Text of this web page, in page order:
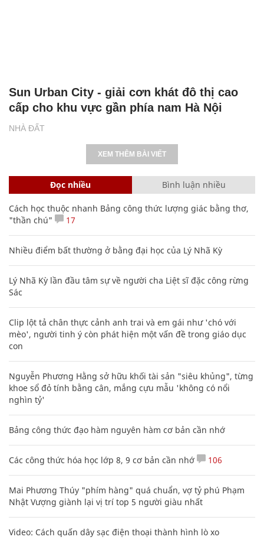
NHÀ ĐẤT
Sun Urban City - giải cơn khát đô thị cao
cấp cho khu vực gần phía nam Hà Nội
XEM THÊM BÀI VIẾT
Đọc nhiều Bình luận nhiều
Cách học thuộc nhanh Bảng công thức lượng giác bằng thơ,
"thần chú"
17
Nhiều điểm bất thường ở bằng đại học của Lý Nhã Kỳ
Lý Nhã Kỳ lần đầu tâm sự về người cha Liệt sĩ đặc công rừng
Sác
Clip lột tả chân thực cảnh anh trai và em gái như 'chó với
mèo', người tinh ý còn phát hiện một vấn đề trong giáo dục
con
Nguyễn Phương Hằng sở hữu khối tài sản "siêu khủng", từng
khoe sổ đỏ tính bằng cân, mắng cựu mẫu 'không có nổi
nghìn tỷ'
Bảng công thức đạo hàm nguyên hàm cơ bản cần nhớ
Các công thức hóa học lớp 8, 9 cơ bản cần nhớ 106
Mai Phương Thúy "phím hàng" quá chuẩn, vợ tỷ phú Phạm
Nhật Vượng giành lại vị trí top 5 người giàu nhất
Video: Cách quấn dây sạc điện thoại thành hình lò xo